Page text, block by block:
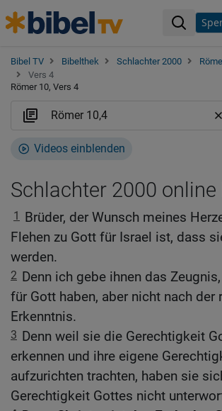
Bibel TV Bibelthek Schlachter 2000
Vers 4
Römer 10, Vers 4
Videos einblenden
Schlachter 2000 online
1 Brüder, der Wunsch meines
Flehen zu Gott für Israel ist, dass
werden.
2 Denn ich gebe ihnen das
für Gott haben, aber nicht nach der
Erkenntnis.
3 Denn weil sie die Gerechtigkeit
erkennen und ihre eigene
aufzurichten trachten, haben sie
Gerechtigkeit Gottes nicht